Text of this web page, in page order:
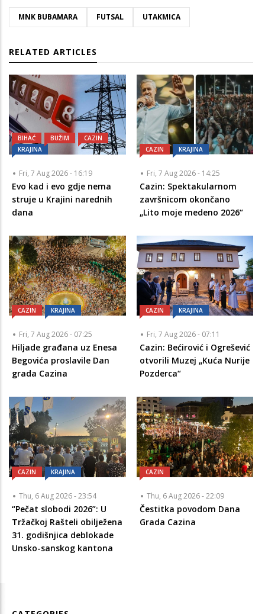
MNK BUBAMARA FUTSAL UTAKMICA
RELATED ARTICLES
BIHAĆ BUŽIM
CAZIN
KRAJINA
Fri, 7 Aug 2026 - 16:19
Evo kad i evo gdje nema
struje u Krajini narednih
dana
CAZIN KRAJINA
Fri, 7 Aug 2026 - 14:25
Cazin: Spektakularnom
završnicom okončano
„Lito moje medeno 2026“
CAZIN KRAJINA
Fri, 7 Aug 2026 - 07:25
Hiljade građana uz Enesa
Begovića proslavile Dan
grada Cazina
CAZIN KRAJINA
Fri, 7 Aug 2026 - 07:11
Cazin: Bećirović i Ogrešević
otvorili Muzej „Kuća Nurije
Pozderca“
CAZIN KRAJINA
Thu, 6 Aug 2026 - 23:54
“Pečat slobodi 2026”: U
Tržačkoj Rašteli obilježena
31. godišnjica deblokade
Unsko-sanskog kantona
CAZIN
Thu, 6 Aug 2026 - 22:09
Čestitka povodom Dana
Grada Cazina